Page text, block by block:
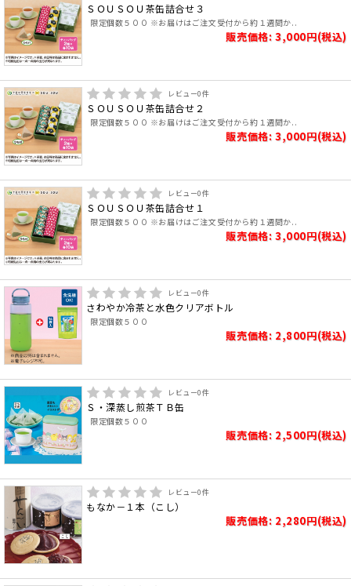
ＳＯＵＳＯＵ茶缶詰合せ３
限定個数５００ ※お届けはご注文受付から約１週間か..
販売価格: 3,000円(税込)
レビュー0件
ＳＯＵＳＯＵ茶缶詰合せ２
限定個数５００ ※お届けはご注文受付から約１週間か..
販売価格: 3,000円(税込)
レビュー0件
ＳＯＵＳＯＵ茶缶詰合せ１
限定個数５００ ※お届けはご注文受付から約１週間か..
販売価格: 3,000円(税込)
レビュー0件
さわやか冷茶と水色クリアボトル
限定個数５００
販売価格: 2,800円(税込)
レビュー0件
Ｓ・深蒸し煎茶ＴＢ缶
限定個数５００
販売価格: 2,500円(税込)
レビュー0件
もなか－１本（こし）
販売価格: 2,280円(税込)